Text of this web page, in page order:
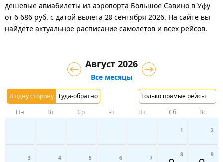
дешевые авиабилеты из аэропорта Большое Савино в Уфу
от 6 686 руб. с датой вылета 28 сентября 2026. На сайте вы
найдёте актуальное расписание самолётов и всех рейсов.
В одну сторону Туда-обратно Только прямые рейсы
Август 2026
Все месяцы
Пн Вт Ср Чт Пт Сб Вс
1 2
3 4 5 6 7 8 9